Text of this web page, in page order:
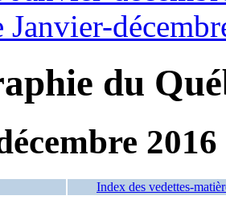
Janvier-
du
2016
Index des vedettes-